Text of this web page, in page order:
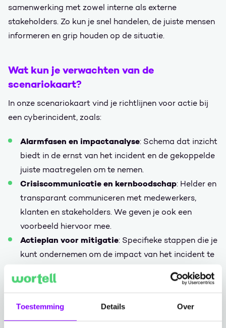
Toestemming Details Over
samenwerking met zowel interne als externe
stakeholders. Zo kun je snel handelen, de juiste mensen
informeren en grip houden op de situatie.
Wat kun je verwachten van de
scenariokaart?
In onze scenariokaart vind je richtlijnen voor actie bij
een cyberincident, zoals:
Alarmfasen en impactanalyse: Schema dat inzicht
biedt in de ernst van het incident en de gekoppelde
juiste maatregelen om te nemen.
Crisiscommunicatie en kernboodschap: Helder en
transparant communiceren met medewerkers,
klanten en stakeholders. We geven je ook een
voorbeeld hiervoor mee.
Actieplan voor mitigatie: Specifieke stappen die je
kunt ondernemen om de impact van het incident te
Verantwoordelijkheden en stakeholders: Wie
binnen de organisatie verantwoordelijk is voor
welke acties, en welke externe partners betrokken
moeten worden.